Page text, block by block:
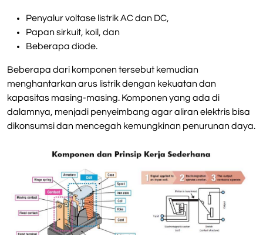
Penyalur voltase listrik AC dan DC,
Papan sirkuit, koil, dan
Beberapa diode.
Beberapa dari komponen tersebut kemudian
menghantarkan arus listrik dengan kekuatan dan
kapasitas masing-masing. Komponen yang ada di
dalamnya, menjadi penyeimbang agar aliran elektris bisa
dikonsumsi dan mencegah kemungkinan penurunan daya.